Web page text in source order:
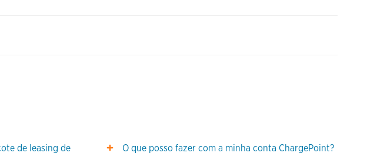
de leasing de
O que posso fazer com a minha conta ChargePoint?